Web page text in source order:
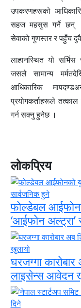
उपकरणहरूको
सहज महसुस गर्ने छन् ।
सेवाको गुणस्तर र पहुँच
लाहानस्थित यो
जसले सामान्य
आधिकारिक
प्रयोगकर्ताहरूले
गर्न सक्नु हुनेछ ।
लोकप्रिय
फोल्डेबल
‘आईफोन अल्ट्रा’
घरजग्गा
लाइसेन्स आवेदन